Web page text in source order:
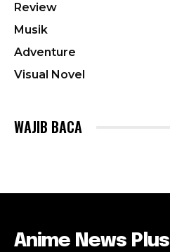
Review
Musik
Adventure
Visual Novel
WAJIB BACA
Anime News Plus